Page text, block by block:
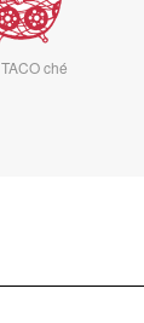
TACO ché